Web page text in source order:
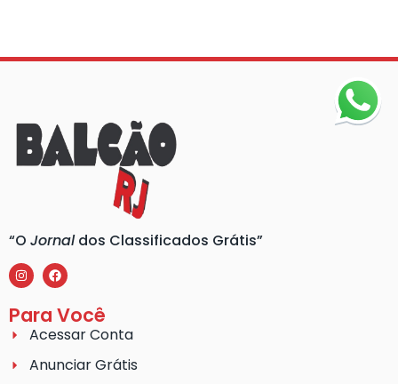
“O Jornaldos Classificados Grátis”
Para Você
Acessar Conta
Anunciar Grátis